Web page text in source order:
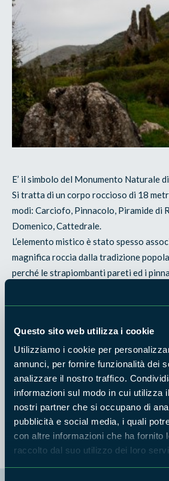
Questo sito web utilizza i cookie
Utilizziamo i cookie per
annunci, per fornire funzionalità dei
analizzare il nostro traffico.
informazioni sul modo in cui utilizza
nostri partner che si occupano di
pubblicità e social media, i quali
con altre informazioni che ha fornito
raccolto dal suo utilizzo dei loro
E’ il simbolo del Monumento Naturale
Si tratta di un corpo roccioso di 18
modi: Carciofo, Pinnacolo, Piramide di
Domenico, Cattedrale.
L’elemento mistico è stato spesso
magnifica roccia dalla tradizione
perché le strapiombanti pareti ed i
nel complesso le torri di una
mattoni che chiudono una nicchia
Domenico è stata data, a quanto
benedettino che frequentava questi
Tecnicamente la “Cattedrale” è un
residuale di calcare che si erge sul
Nella piana di Camposoriano si ergono
risultato dell’intenso carsismo che